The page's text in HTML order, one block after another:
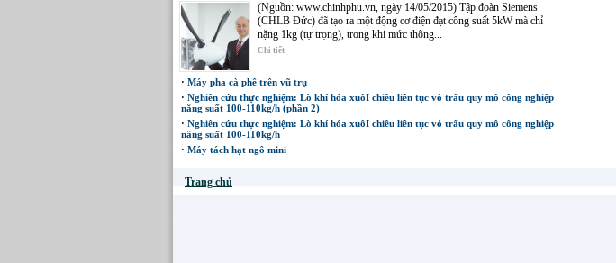
(Nguồn: www.chinhphu.vn, ngày 14/05/2015) Tập đoàn Siemens
(CHLB Đức) đã tạo ra một động cơ điện đạt công suất 5kW mà chỉ
nặng 1kg (tự trọng), trong khi mức thông...
Chi tiết
· Máy pha cà phê trên vũ trụ
· Nghiên cứu thực nghiệm: Lò khí hóa xuôI chiều liên tục vỏ trấu quy mô công nghiệp
năng suất 100-110kg/h (phần 2)
· Nghiên cứu thực nghiệm: Lò khí hóa xuôI chiều liên tục vỏ trấu quy mô công nghiệp
năng suất 100-110kg/h
· Máy tách hạt ngô mini
Trang chủ